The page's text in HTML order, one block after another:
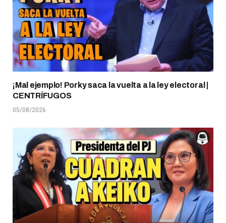
¡Mal ejemplo! Porky saca la vuelta a la ley electoral |
CENTRÍFUGOS
05/08/2026